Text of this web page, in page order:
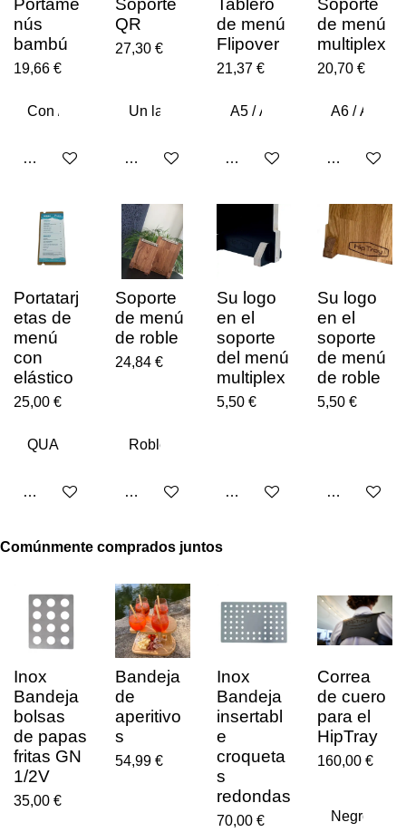
Portame
nús
bambú
19,66 €
Ajouter au panier
Soporte
QR
27,30 €
Ajouter au panier
Tablero
de menú
Flipover
21,37 €
Ajouter au panier
Soporte
de menú
multiplex
20,70 €
Ajouter au
Portatarj
etas de
menú
con
elástico
25,00 €
Ajouter au panier
Soporte
de menú
de roble
24,84 €
Ajouter au panier
Su logo
en el
soporte
del menú
multiplex
5,50 €
Ajouter au panier
Su logo
en el
soporte
de menú
de roble
5,50 €
Ajouter au
Comúnmente comprados juntos
Inox
Bandeja
bolsas
de papas
fritas GN
1/2V
35,00 €
Bandeja
de
aperitivo
s
54,99 €
Inox
Bandeja
insertabl
e
croqueta
s
redondas
70,00 €
Correa
de cuero
para el
HipTray
160,00 €